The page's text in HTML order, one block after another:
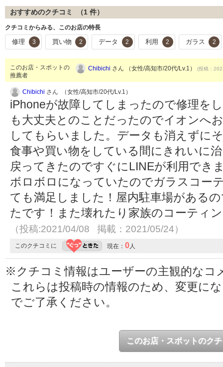
おすすめのクチコミ （1 件）
クチコミからみる、このお店の特長
修理 3 買い物 2 データ 2 利用 2 ガラス 2
このお店・スポットの
推薦者
Chibichi さん （女性/高知市/20代/Lv.1） (投稿：
Chibichi さん （女性/高知市/20代/Lv.1）
iPhoneが故障してしまったので修理を
も大丈夫とのことだったのでイオンへ
してもらいました。データも消えずに
食事や買い物をしている間にきれいに
戻ってきたのですぐにLINEが利用でき
ボロボロになっていたのでガラスコー
ても満足しました！屋内駐車場がある
たです！また壊れたり家族のコーティ
（投稿:2021/04/08 掲載：2021/05/24）
このクチコミに 現在： 0 人
※クチコミ情報はユーザーの主観的なコ
これらは投稿時の情報のため、変更に
でご了承ください。
このお店・スポットのク